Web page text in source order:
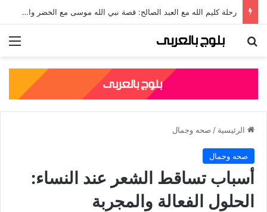
رحلة كليم الله مع العبد الصالح: قصة نبي الله موسى مع الخضر والدروس المستفادة منها
بحث عن
الرئيسية / صحه وجمال
صحه وجمال
أسباب تساقط الشعر عند النساء:
الحلول الفعالة والمجربة